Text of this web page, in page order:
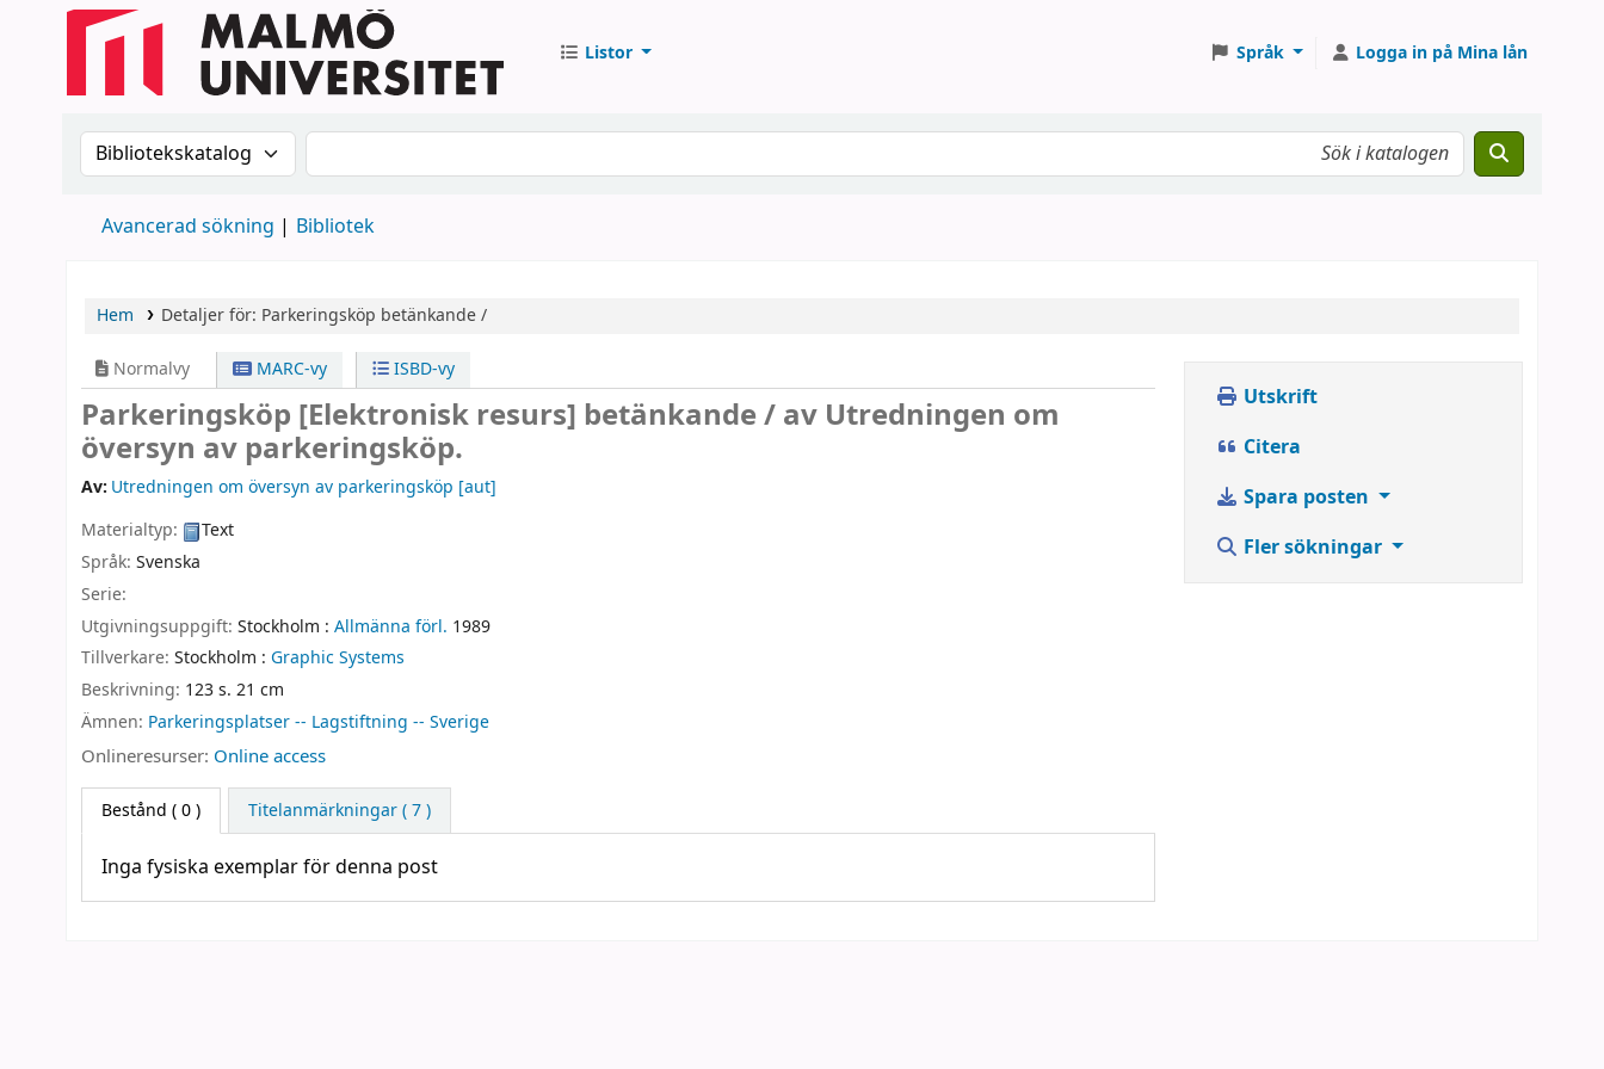
Listor Språk Logga in på Mina lån
Sök i katalogen efter:Sök i katalogen
Avancerad sökning Bibliotek
Hem Detaljer för: Parkeringsköp betänkande /
Normalvy MARC-vy ISBD-vy
Parkeringsköp [Elektronisk resurs] betänkande /av Utredningen om
översyn av parkeringsköp.
Av: Utredningen om översyn av parkeringsköp [aut]
Materialtyp:
Text
Språk: Svenska
Serie:
Utgivningsuppgift: Stockholm : Allmänna förl. 1989
Tillverkare: Stockholm : Graphic Systems
Beskrivning: 123 s. 21 cm
Ämnen: Parkeringsplatser -- Lagstiftning -- Sverige
Onlineresurser: Online access
Bestånd ( 0 ) Titelanmärkningar ( 7 )
Inga fysiska exemplar för denna post
Utskrift
Citera
Spara posten
Fler sökningar